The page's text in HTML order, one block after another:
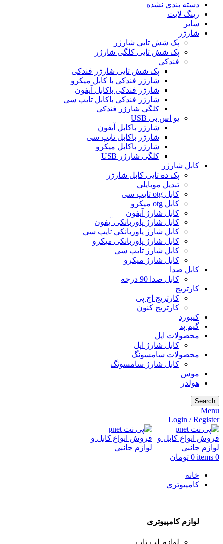
دسته بندی نشده
رینگ لایت
سایر
شارژر
پک شش تایی شارژر
پک شش تایی کلگی شارژر
فندکی
پک شش تایی شارژر فندکی
شارژر فندکی با کابل میکرو
شارژر فندکی باکابل آیفون
شارژر فندکی باکابل تایپ سی
کلگی شارژر فندکی
یو اس بی USB
شارژر باکابل آیفون
شارژر باکابل تایپ سی
شارژر باکابل میکرو
کلگی شارژر USB
کابل شارژر
پک ده تایی کابل شارژر
تبدیل موبایلی
کابل otg تایپ سی
کابل otg میکرو
کابل شارژ آیفون
کابل شارژ پاوربانکی آیفون
کابل شارژ پاوربانکی تایپ سی
کابل شارژ پاوربانکی میکرو
کابل شارژ تایپ سی
کابل شارژ میکرو
کابل صدا
کابل صدا 90 درجه
کارتریج
کارتریج اچ پی
کارتریج کنون
کیبورد
گیم پد
محصولات اپل
کابل شارژ اپل
محصولات سامسونگ
کابل شارژ سامسونگ
موس
هولدر
Search
Menu
Login / Register
0
items
0 تومان
خانه
کامپیوتری
لوازم کامپیوتری
لوازم لپ تاپ